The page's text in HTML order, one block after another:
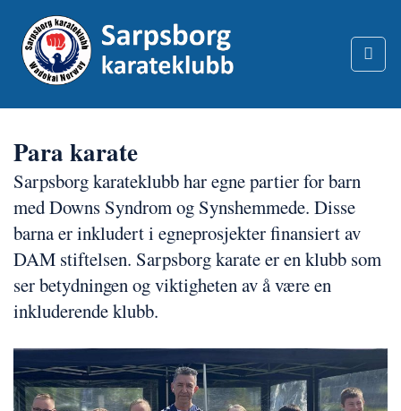
content
Para karate
Sarpsborg karateklubb har egne partier for barn
med Downs Syndrom og Synshemmede. Disse
barna er inkludert i egneprosjekter finansiert av
DAM stiftelsen. Sarpsborg karate er en klubb som
ser betydningen og viktigheten av å være en
inkluderende klubb.